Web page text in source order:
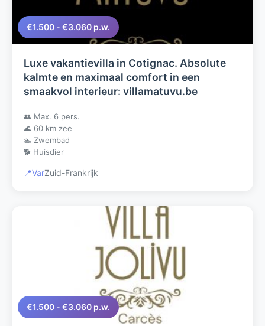
€1.500 - €3.060 p.w.
Luxe vakantievilla in Cotignac. Absolute
kalmte en maximaal comfort in een
smaakvol interieur: villamatuvu.be
👥 Max. 6 pers.
🌊 60 km zee
🏊 Zwembad
🐕 Huisdier
📍VarZuid-Frankrijk
€1.500 - €3.060 p.w.